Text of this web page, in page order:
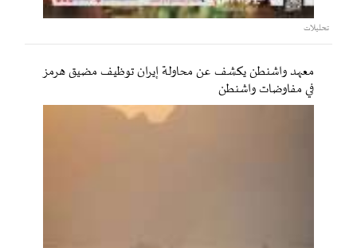
تحليلات
معهد واشنطن يكشف عن محاولة إيران توظيف مضيق هرمز
في مفاوضات واشنطن